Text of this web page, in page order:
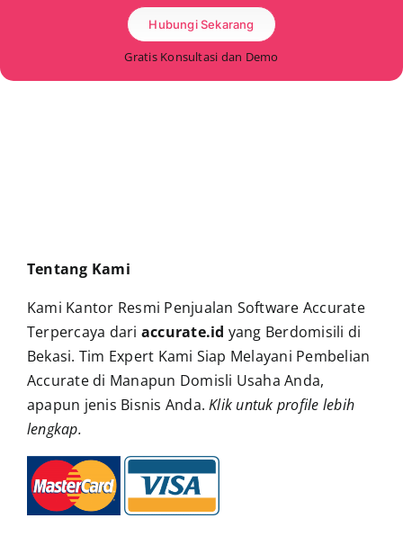
Hubungi Sekarang
Gratis Konsultasi dan Demo
Tentang Kami
Kami Kantor Resmi Penjualan Software Accurate
Terpercaya dari accurate.id yang Berdomisili di
Bekasi. Tim Expert Kami Siap Melayani Pembelian
Accurate di Manapun Domisli Usaha Anda,
apapun jenis Bisnis Anda.Klik untuk profile lebih
lengkap.